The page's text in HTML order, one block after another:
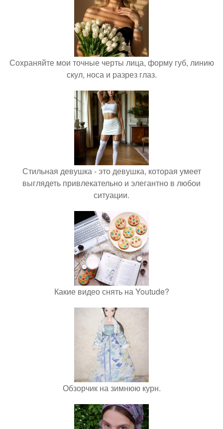
Сохраняйте мои точные черты лица, форму губ, линию
скул, носа и разрез глаз.
Стильная девушка - это девушка, которая умеет
выглядеть привлекательно и элегантно в любои
ситуации.
Какие видео снять на Youtude?
Обзорчик на зимнюю курн.